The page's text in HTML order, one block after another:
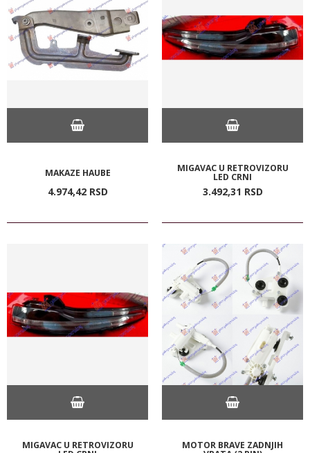
MAKAZE HAUBE
4.974,42 RSD
MIGAVAC U RETROVIZORU
LED CRNI
3.492,31 RSD
MIGAVAC U RETROVIZORU MOTOR BRAVE ZADNJIH